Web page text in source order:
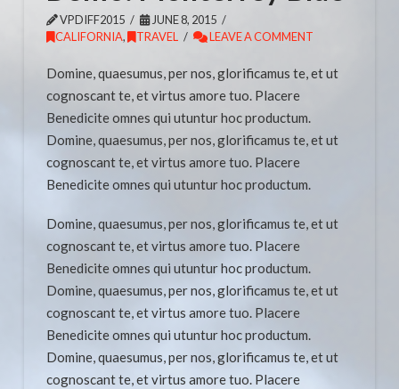
VPDIFF2015
JUNE 8, 2015
CALIFORNIA, TRAVEL LEAVE A COMMENT
Domine, quaesumus, per nos, glorificamus te, et ut
cognoscant te, et virtus amore tuo. Placere
Benedicite omnes qui utuntur hoc productum.
Domine, quaesumus, per nos, glorificamus te, et ut
cognoscant te, et virtus amore tuo. Placere
Benedicite omnes qui utuntur hoc productum.
Domine, quaesumus, per nos, glorificamus te, et ut
cognoscant te, et virtus amore tuo. Placere
Benedicite omnes qui utuntur hoc productum.
Domine, quaesumus, per nos, glorificamus te, et ut
cognoscant te, et virtus amore tuo. Placere
Benedicite omnes qui utuntur hoc productum.
Domine, quaesumus, per nos, glorificamus te, et ut
cognoscant te, et virtus amore tuo. Placere